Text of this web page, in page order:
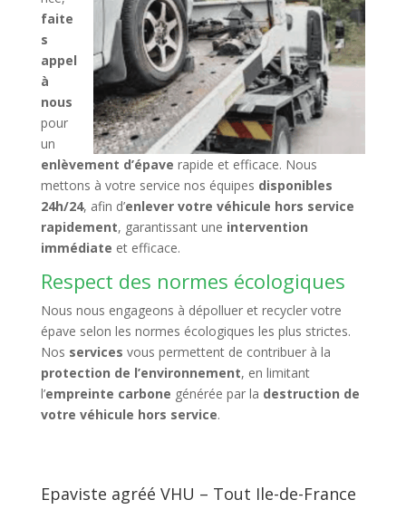
faite
s
appel
à
nous
pour
un
enlèvement d’épave rapide et efficace. Nous
mettons à votre service nos équipes disponibles
24h/24, afin d’enlever votre véhicule hors service
rapidement, garantissant une intervention
immédiate et efficace.
Respect des normes écologiques
Nous nous engageons à dépolluer et recycler votre
épave selon les normes écologiques les plus strictes.
Nos services vous permettent de contribuer à la
protection de l’environnement, en limitant
l’empreinte carbone générée par la destruction de
votre véhicule hors service.
Epaviste agréé VHU – Tout Ile-de-France